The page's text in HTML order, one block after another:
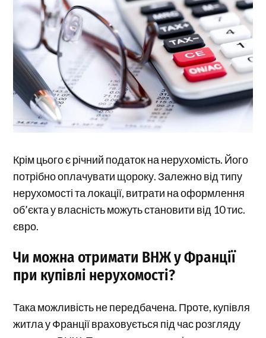
Крім цього є річний податок на нерухомість. Його
потрібно оплачувати щороку. Залежно від типу
нерухомості та локації, витрати на оформлення
об’єкта у власність можуть становити від 10 тис.
євро.
Чи можна отримати ВНЖ у Франції
при купівлі нерухомості?
Така можливість не передбачена. Проте, купівля
житла у Франції враховується під час розгляду